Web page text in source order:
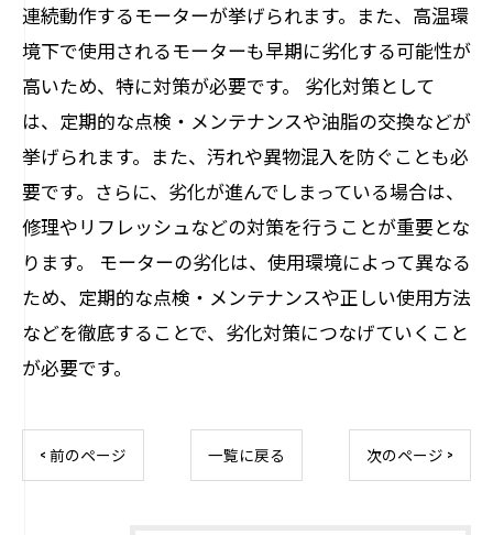
連続動作するモーターが挙げられます。また、高温環
境下で使用されるモーターも早期に劣化する可能性が
高いため、特に対策が必要です。 劣化対策として
は、定期的な点検・メンテナンスや油脂の交換などが
挙げられます。また、汚れや異物混入を防ぐことも必
要です。さらに、劣化が進んでしまっている場合は、
修理やリフレッシュなどの対策を行うことが重要とな
ります。 モーターの劣化は、使用環境によって異なる
ため、定期的な点検・メンテナンスや正しい使用方法
などを徹底することで、劣化対策につなげていくこと
が必要です。
< 前のページ 一覧に戻る 次のページ >